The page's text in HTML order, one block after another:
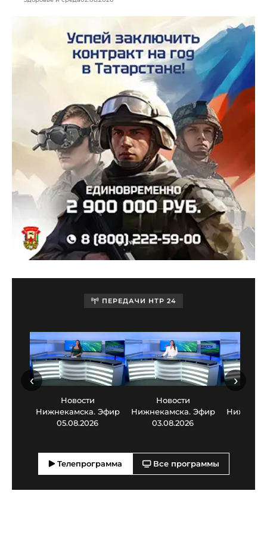
ПЕРЕДАЧИ НТР 24
Новости
Нижнекамска. Эфир
05.08.2026
Новости
Нижнекамска. Эфир
03.08.2026
‹ ›
Телепрограмма Все программы